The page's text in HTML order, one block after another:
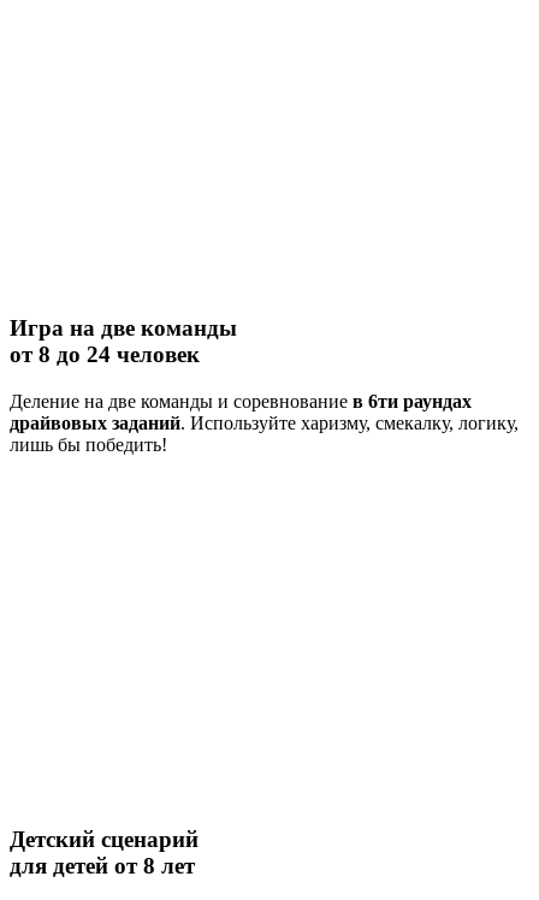
Игра на две команды
от 8 до 24 человек
Деление на две команды и соревнование в 6ти раундах
драйвовых заданий. Используйте харизму, смекалку, логику,
лишь бы победить!
Детский сценарий
для детей от 8 лет